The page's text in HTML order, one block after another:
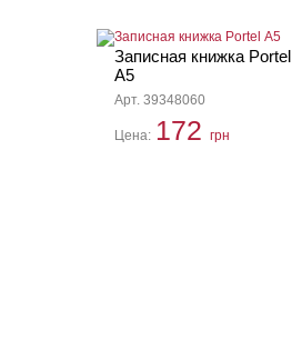
Записная книжка Portel
А5
Арт. 39348060
Цена: 172 грн